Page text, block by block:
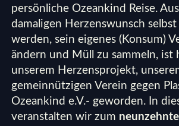
persönliche Ozeankind Reise.
damaligen Herzenswunsch
werden, sein eigenes (Konsum)
ändern und Müll zu sammeln, ist
unserem Herzensprojekt,
gemeinnützigen Verein gegen
Ozeankind e.V.- geworden. In
veranstalten wir zum